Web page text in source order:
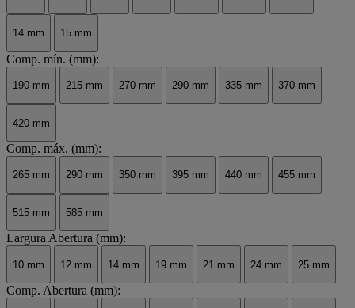
14 mm 15 mm
Comp. mín. (mm):
190 mm 215 mm 270 mm 290 mm 335 mm 370 mm
420 mm
Comp. máx. (mm):
265 mm 290 mm 350 mm 395 mm 440 mm 455 mm
515 mm 585 mm
Largura Abertura (mm):
10 mm 12 mm 14 mm 19 mm 21 mm 24 mm 25 mm
Comp. Abertura (mm):